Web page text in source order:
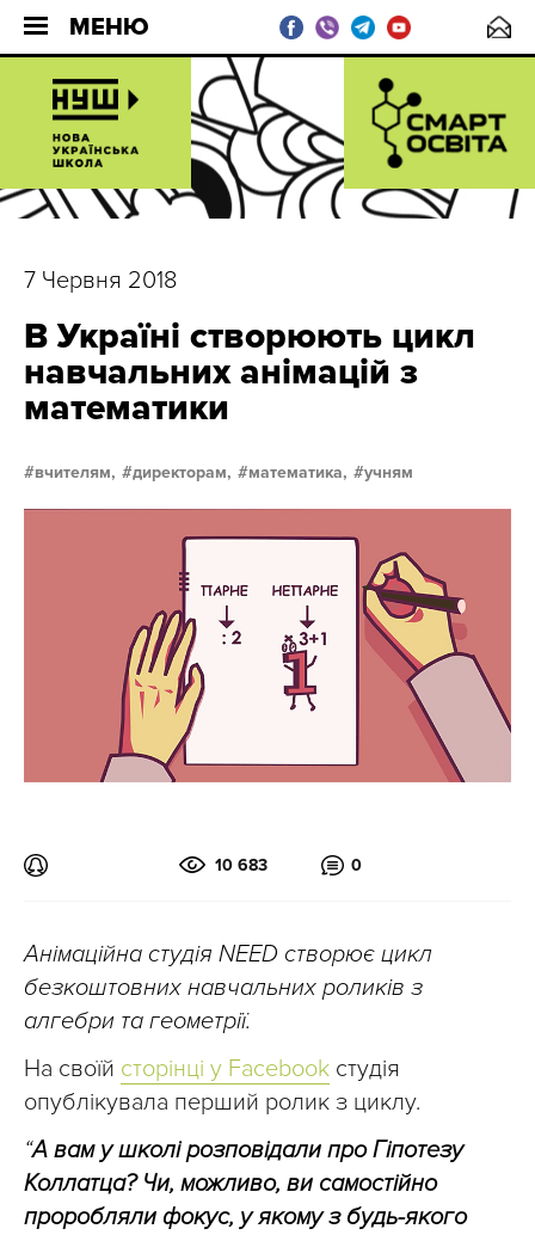
МЕНЮ
7 Червня 2018
В Україні створюють цикл
навчальних анімацій з
математики
вчителям, директорам, математика, учням
10 683 0
Анімаційна студія NEED створює цикл
безкоштовних навчальних роликів з
алгебри та геометрії.
На своїй сторінці у Facebook студія
опублікувала перший ролик з циклу.
“А вам у школі розповідали про Гіпотезу
Коллатца? Чи, можливо, ви самостійно
проробляли фокус, у якому з будь-якого